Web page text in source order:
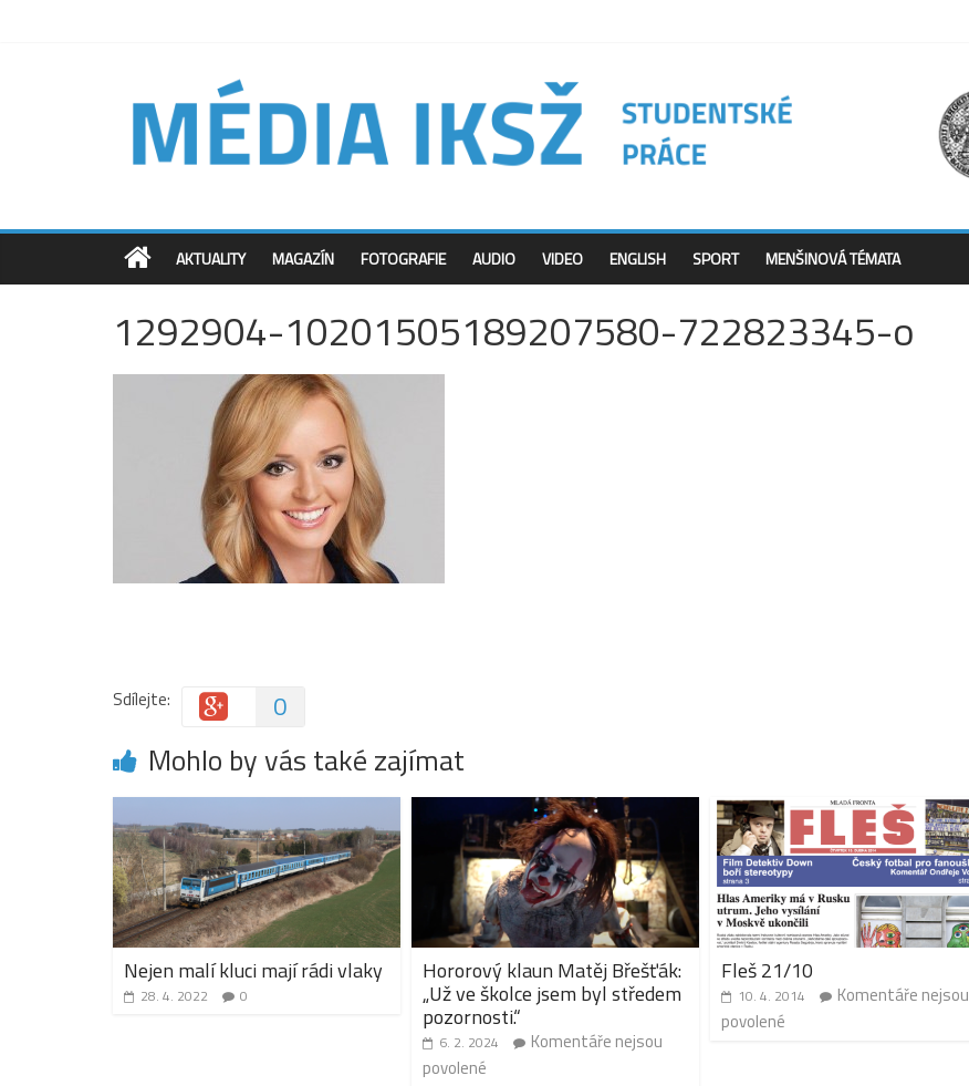
AKTUALITY MAGAZÍN FOTOGRAFIE AUDIO VIDEO ENGLISH SPORT MENŠINOVÁ TÉMATA
1292904-10201505189207580-722823345-o
Sdílejte: 0
Mohlo by vás také zajímat
Nejen malí kluci mají rádi vlaky
28. 4. 2022 0
Hororový klaun Matěj Břešťák:
„Už ve školce jsem byl středem
pozornosti.“
6. 2. 2024
Komentáře nejsou
povolené
Fleš 21/10
10. 4. 2014
Komentáře nejsou
povolené